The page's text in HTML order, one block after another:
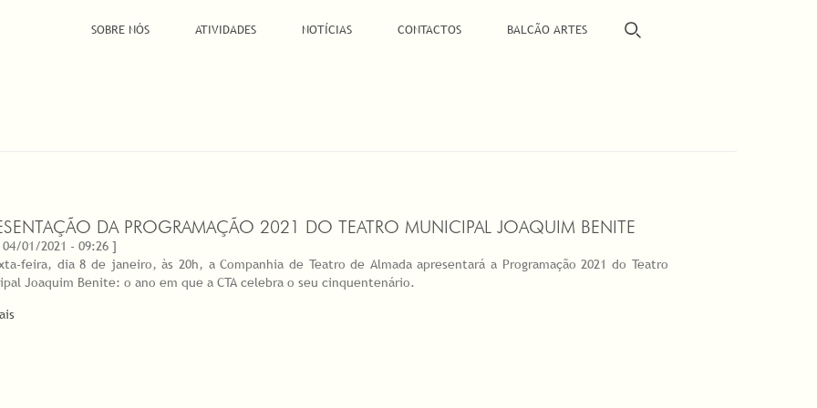
SOBRE NÓS ATIVIDADES NOTÍCIAS CONTACTOS BALCÃO ARTES
DA PROGRAMAÇÃO 2021 DO TEATRO MUNICIPAL JOAQUIM BENITE
04/01/2021 - 09:26 ]
feira, dia 8 de janeiro, às 20h, a Companhia de Teatro de Almada apresentará a Programação 2021 do Teatro
Joaquim Benite: o ano em que a CTA celebra o seu cinquentenário.